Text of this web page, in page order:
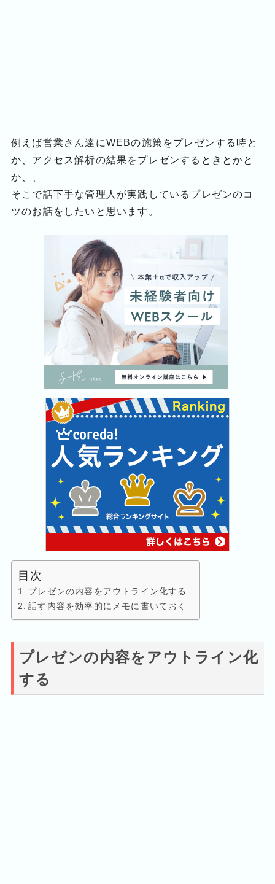
例えば営業さん達にWEBの施策をプレゼンする時と
か、アクセス解析の結果をプレゼンするときとかと
か、、
そこで話下手な管理人が実践しているプレゼンのコ
ツのお話をしたいと思います。
目次
プレゼンの内容をアウトライン化する
話す内容を効率的にメモに書いておく
プレゼンの内容をアウトライン化
する